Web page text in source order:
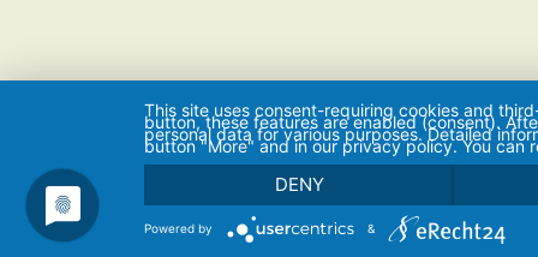
This site uses consent-requiring cookies and
button, these features are enabled (consent).
personal data for various purposes. Detailed
button "More" and in our privacy policy. You can
DENY
Powered by &